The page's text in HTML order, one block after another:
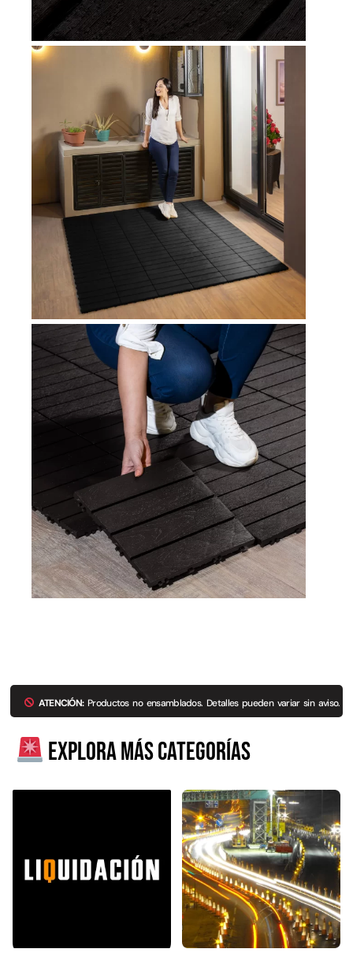
ATENCIÓN:Productos no ensamblados. Detalles pueden variar sin aviso.
Explora más categorías